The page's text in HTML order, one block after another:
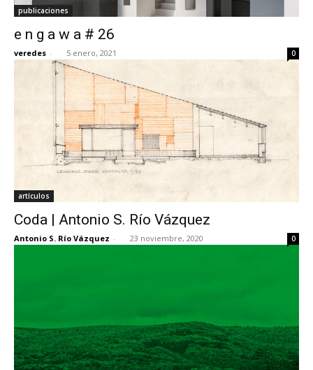
publicaciones
e n g a w a # 26
veredes - 5 enero, 2021 0
artículos
Coda | Antonio S. Río Vázquez
Antonio S. Río Vázquez - 23 noviembre, 2020 0